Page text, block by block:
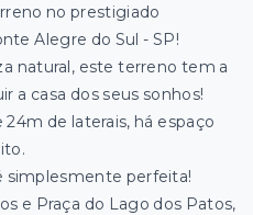
no prestigiado
Alegre do Sul - SP!
natural, este terreno tem a
a casa dos seus sonhos!
de laterais, há espaço
simplesmente perfeita!
e Praça do Lago dos Patos,